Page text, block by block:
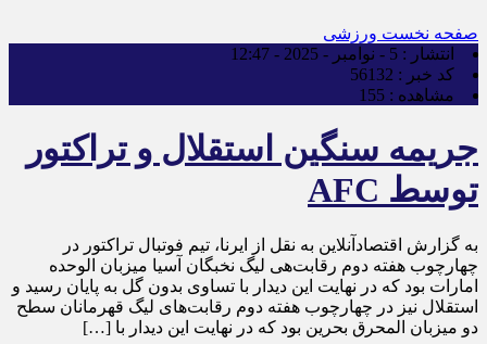
صفحه نخست ورزشی
انتشار : 5 - نوامبر - 2025 - 12:47
کد خبر : 56132
مشاهده : 155
جریمه سنگین استقلال و تراکتور
توسط AFC
به گزارش اقتصادآنلاین به نقل از ایرنا، تیم فوتبال تراکتور در
چهارچوب هفته دوم رقابت‌هی لیگ نخبگان آسیا میزبان الوحده
امارات بود که در نهایت این دیدار با تساوی بدون گل به پایان رسید و
استقلال نیز در چهارچوب هفته دوم رقابت‌های لیگ قهرمانان سطح
دو میزبان المحرق بحرین بود که در نهایت این دیدار با […]